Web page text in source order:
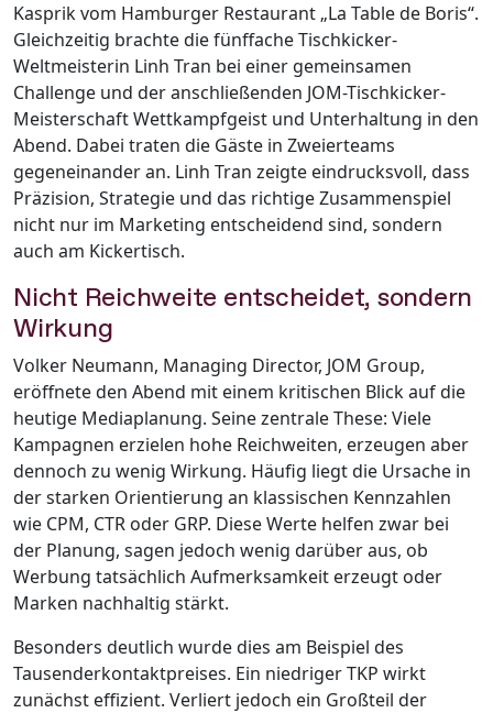
Kasprik vom Hamburger Restaurant „La Table de Boris‘‘.
Gleichzeitig brachte die fünffache Tischkicker-
Weltmeisterin Linh Tran bei einer gemeinsamen
Challenge und der anschließenden JOM-Tischkicker-
Meisterschaft Wettkampfgeist und Unterhaltung in den
Abend. Dabei traten die Gäste in Zweierteams
gegeneinander an. Linh Tran zeigte eindrucksvoll, dass
Präzision, Strategie und das richtige Zusammenspiel
nicht nur im Marketing entscheidend sind, sondern
auch am Kickertisch.
Nicht Reichweite entscheidet, sondern
Wirkung
Volker Neumann, Managing Director, JOM Group,
eröffnete den Abend mit einem kritischen Blick auf die
heutige Mediaplanung. Seine zentrale These: Viele
Kampagnen erzielen hohe Reichweiten, erzeugen aber
dennoch zu wenig Wirkung. Häufig liegt die Ursache in
der starken Orientierung an klassischen Kennzahlen
wie CPM, CTR oder GRP. Diese Werte helfen zwar bei
der Planung, sagen jedoch wenig darüber aus, ob
Werbung tatsächlich Aufmerksamkeit erzeugt oder
Marken nachhaltig stärkt.
Besonders deutlich wurde dies am Beispiel des
Tausenderkontaktpreises. Ein niedriger TKP wirkt
zunächst effizient. Verliert jedoch ein Großteil der